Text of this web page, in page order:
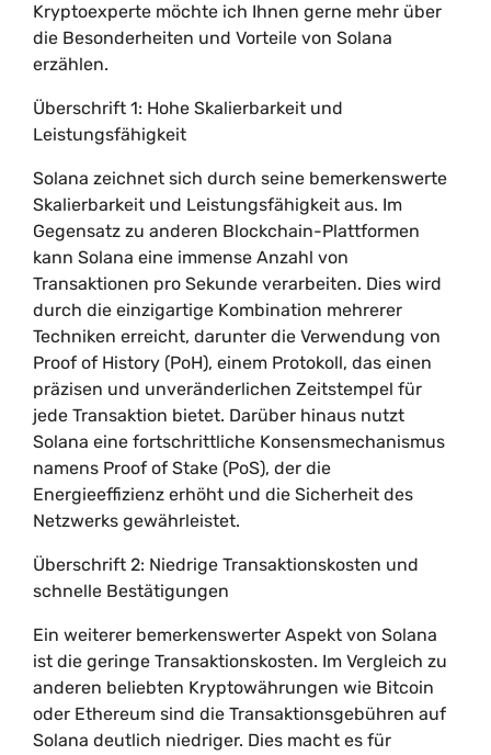
Kryptoexperte möchte ich Ihnen gerne mehr über
die Besonderheiten und Vorteile von Solana
erzählen.
Überschrift 1: Hohe Skalierbarkeit und
Leistungsfähigkeit
Solana zeichnet sich durch seine bemerkenswerte
Skalierbarkeit und Leistungsfähigkeit aus. Im
Gegensatz zu anderen Blockchain-Plattformen
kann Solana eine immense Anzahl von
Transaktionen pro Sekunde verarbeiten. Dies wird
durch die einzigartige Kombination mehrerer
Techniken erreicht, darunter die Verwendung von
Proof of History (PoH), einem Protokoll, das einen
präzisen und unveränderlichen Zeitstempel für
jede Transaktion bietet. Darüber hinaus nutzt
Solana eine fortschrittliche Konsensmechanismus
namens Proof of Stake (PoS), der die
Energieeffizienz erhöht und die Sicherheit des
Netzwerks gewährleistet.
Überschrift 2: Niedrige Transaktionskosten und
schnelle Bestätigungen
Ein weiterer bemerkenswerter Aspekt von Solana
ist die geringe Transaktionskosten. Im Vergleich zu
anderen beliebten Kryptowährungen wie Bitcoin
oder Ethereum sind die Transaktionsgebühren auf
Solana deutlich niedriger. Dies macht es für